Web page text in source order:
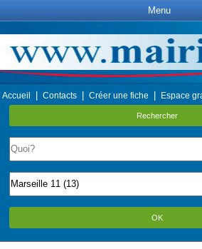
Menu
Accueil Contacts Créer une fiche Espace
Rechercher
OK